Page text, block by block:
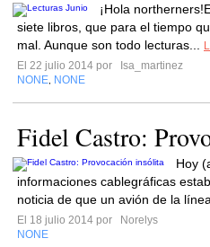
¡Hola
siete libros, que para el tiempo
mal. Aunque son todo lecturas...
El 22 julio 2014 por
Isa_martinez
NONE NONE
Fidel Castro:
Hoy
informaciones cablegráficas
noticia de que un avión de la
El 18 julio 2014 por
Norelys
NONE